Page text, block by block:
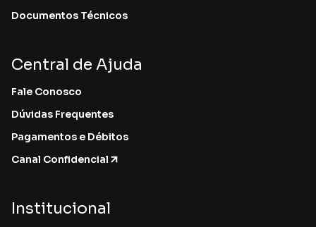
Documentos Técnicos
Central de Ajuda
Fale Conosco
Dúvidas Frequentes
Pagamentos e Débitos
Canal Confidencial
Institucional